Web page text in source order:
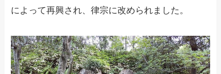
によって再興され、律宗に改められました。